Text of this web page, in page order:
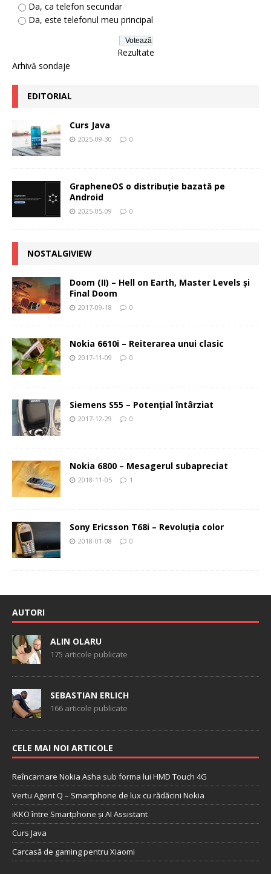
Da, ca telefon secundar
Da, este telefonul meu principal
Rezultate
Arhivă sondaje
EDITORIAL
Curs Java
2025-09-30 0
GrapheneOS o distribuție bazată pe
Android
2025-05-09 0
NOSTALGIVIEW
Doom (II) – Hell on Earth, Master Levels şi
Final Doom
2017-09-18 0
Nokia 6610i – Reiterarea unui clasic
2017-11-09 0
Siemens S55 – Potenţial întârziat
2017-12-29 0
Nokia 6800 – Mesagerul subapreciat
2018-11-05 1
Sony Ericsson T68i – Revoluţia color
2018-01-08 0
AUTORI
ALIN OLARU
175 articole publicate
SEBASTIAN ERLICH
166 articole publicate
CELE MAI NOI ARTICOLE
Reîncarnare Nokia Asha sub forma lui HMD Touch 4G
Vertu Agent Q – Smartphone de lux cu rădăcini Nokia
iKKO între Smartphone și AI Assistant
Curs Java
Carcasă de gaming pentru Xiaomi